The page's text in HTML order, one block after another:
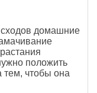
домашние
положить
тем, чтобы она